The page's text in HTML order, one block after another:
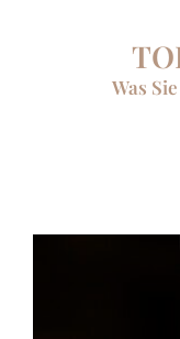
Was